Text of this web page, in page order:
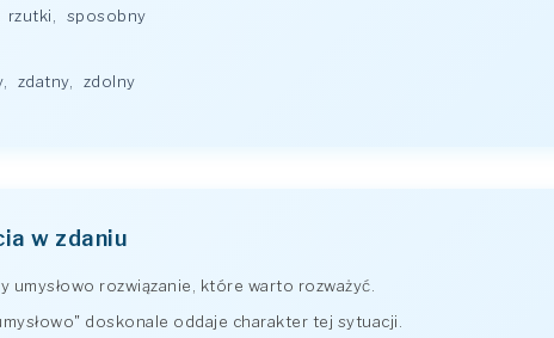
rzutki, sposobny
, zdatny, zdolny
w zdaniu
umysłowo rozwiązanie, które warto rozważyć.
doskonale oddaje charakter tej sytuacji.